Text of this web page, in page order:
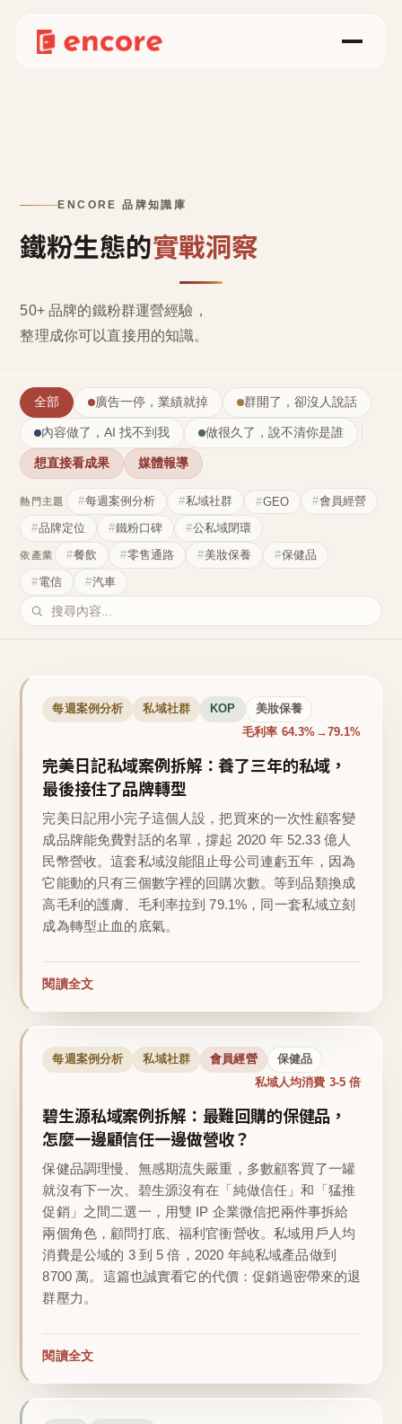
ENCORE 品牌知識庫
鐵粉生態的實戰洞察
50+ 品牌的鐵粉群運營經驗，
整理成你可以直接用的知識。
全部 廣告一停，業績就掉 群開了，卻沒人說話
內容做了，AI 找不到我 做很久了，說不清你是誰
想直接看成果 媒體報導
熱門主題 每週案例分析 私域社群 GEO
會員經營
品牌定位
鐵粉口碑 公私域閉環
依產業 餐飲 零售通路 美妝保養
保健品
電信
汽車
每週案例分析 私域社群 KOP 美妝保養
毛利率 64.3%→79.1%
完美日記私域案例拆解：養了三年的私域，
最後接住了品牌轉型
完美日記用小完子這個人設，把買來的一次性顧客變
成品牌能免費對話的名單，撐起 2020 年 52.33 億人
民幣營收。這套私域沒能阻止母公司連虧五年，因為
它能動的只有三個數字裡的回購次數。等到品類換成
高毛利的護膚、毛利率拉到 79.1%，同一套私域立刻
成為轉型止血的底氣。
閱讀全文
每週案例分析 私域社群 會員經營 保健品
私域人均消費 3-5 倍
碧生源私域案例拆解：最難回購的保健品，
怎麼一邊顧信任一邊做營收？
保健品調理慢、無感期流失嚴重，多數顧客買了一罐
就沒有下一次。碧生源沒有在「純做信任」和「猛推
促銷」之間二選一，用雙 IP 企業微信把兩件事拆給
兩個角色，顧問打底、福利官衝營收。私域用戶人均
消費是公域的 3 到 5 倍，2020 年純私域產品做到
8700 萬。這篇也誠實看它的代價：促銷過密帶來的退
群壓力。
閱讀全文